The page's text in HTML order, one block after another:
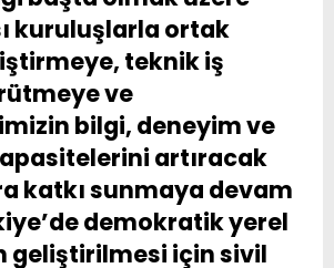
kuruluşlarla ortak
teknik iş
ve
bilgi, deneyim ve
artıracak
katkı sunmaya devam
demokratik yerel
geliştirilmesi için sivil